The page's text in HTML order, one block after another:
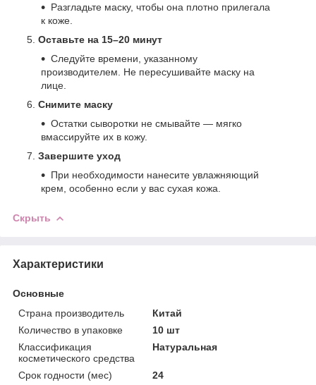
Разгладьте маску, чтобы она плотно прилегала
к коже.
Оставьте на 15–20 минут
Следуйте времени, указанному
производителем. Не пересушивайте маску на
лице.
Снимите маску
Остатки сыворотки не смывайте — мягко
вмассируйте их в кожу.
Завершите уход
При необходимости нанесите увлажняющий
крем, особенно если у вас сухая кожа.
Скрыть
Характеристики
Основные
Страна производитель
Китай
Количество в упаковке
10 шт
Классификация
косметического средства
Натуральная
Срок годности (мес)
24